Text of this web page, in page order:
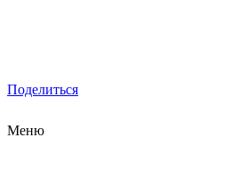
Поделиться
Меню